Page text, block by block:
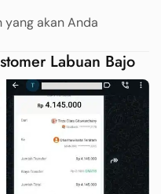
akan Anda
Labuan Bajo